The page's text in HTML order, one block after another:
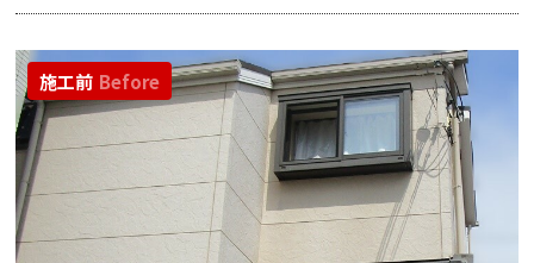
施工前 Before